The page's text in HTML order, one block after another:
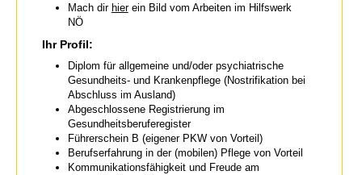
Mach dir hierein Bild vom Arbeiten im Hilfswerk
NÖ
Ihr Profil:
Diplom für allgemeine und/oder psychiatrische
Gesundheits- und Krankenpflege (Nostrifikation bei
Abschluss im Ausland)
Abgeschlossene Registrierung im
Gesundheitsberuferegister
Führerschein B (eigener PKW von Vorteil)
Berufserfahrung in der (mobilen) Pflege von Vorteil
Kommunikationsfähigkeit und Freude am